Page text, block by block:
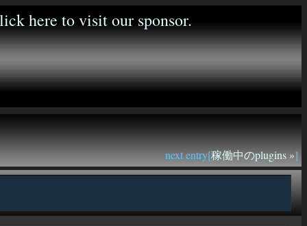
next entry[稼働中のplugins »]